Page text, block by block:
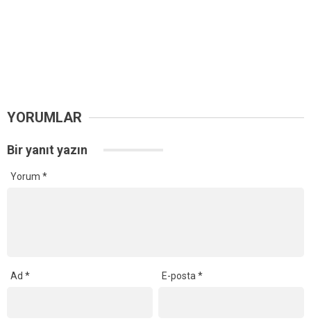
YORUMLAR
Bir yanıt yazın
Yorum *
Ad * E-posta*